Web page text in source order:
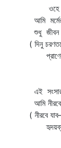
ওহে
আমি মর্মের
শুধু জীবন মন
( দিনু চরণতলে–
প্রাণের
আমি
এই
আমি নীরবে
( নীরবে যাব–
হৃদয়ব্যথায়
আমি